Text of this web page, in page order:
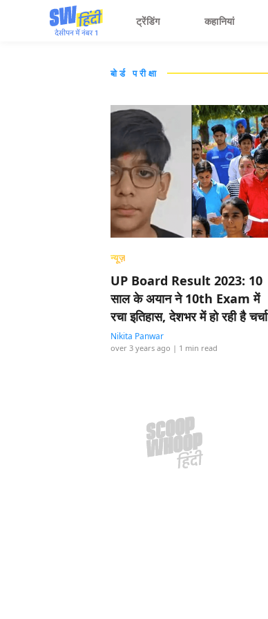
ट्रेंडिंग कहानियां
बोर्ड परीक्षा
न्यूज़
UP Board Result 2023: 10
साल के अयान ने 10th Exam में
रचा इतिहास, देशभर में हो रही है चर्चा
Nikita Panwar
over 3 years ago | 1 min read